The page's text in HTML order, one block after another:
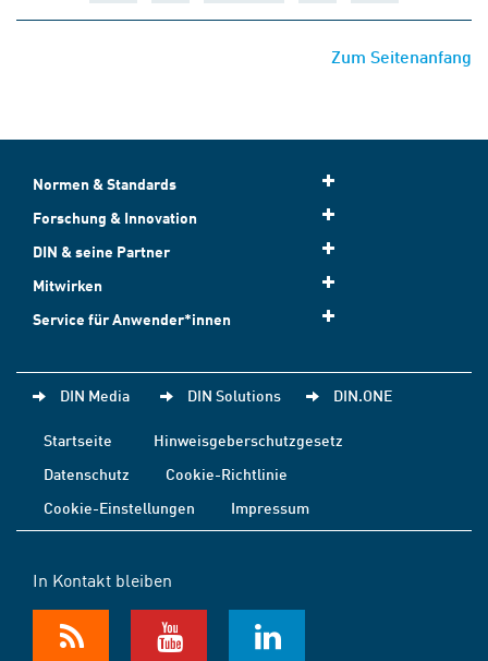
Zum Seitenanfang
Normen & Standards
Forschung & Innovation
DIN & seine Partner
Mitwirken
Service für Anwender*innen
DIN Media DIN Solutions DIN.ONE
Startseite
Hinweisgeberschutzgesetz
Datenschutz
Cookie-Richtlinie
Cookie-Einstellungen
Impressum
In Kontakt bleiben